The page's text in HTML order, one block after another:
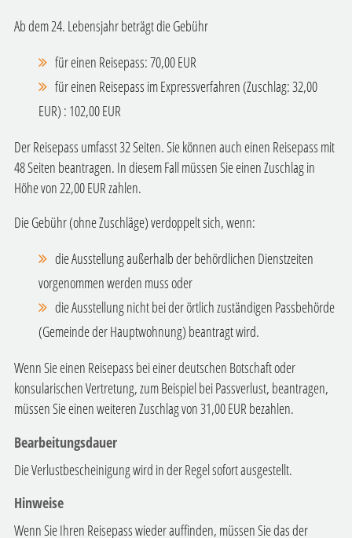
Ab dem 24. Lebensjahr beträgt die Gebühr
für einen Reisepass: 70,00 EUR
für einen Reisepass im Expressverfahren (Zuschlag: 32,00
EUR) : 102,00 EUR
Der Reisepass umfasst 32 Seiten. Sie können auch einen Reisepass mit
48 Seiten beantragen. In diesem Fall müssen Sie einen Zuschlag in
Höhe von 22,00 EUR zahlen.
Die Gebühr (ohne Zuschläge) verdoppelt sich, wenn:
die Ausstellung außerhalb der behördlichen Dienstzeiten
vorgenommen werden muss oder
die Ausstellung nicht bei der örtlich zuständigen Passbehörde
(Gemeinde der Hauptwohnung) beantragt wird.
Wenn Sie einen Reisepass bei einer deutschen Botschaft oder
konsularischen Vertretung, zum Beispiel bei Passverlust, beantragen,
müssen Sie einen weiteren Zuschlag von 31,00 EUR bezahlen.
Bearbeitungsdauer
Die Verlustbescheinigung wird in der Regel sofort ausgestellt.
Hinweise
Wenn Sie Ihren Reisepass wieder auffinden, müssen Sie das der